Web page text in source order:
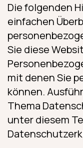
Die folgenden
einfachen
Sie diese
mit denen Sie
können.
Thema
unter diesem